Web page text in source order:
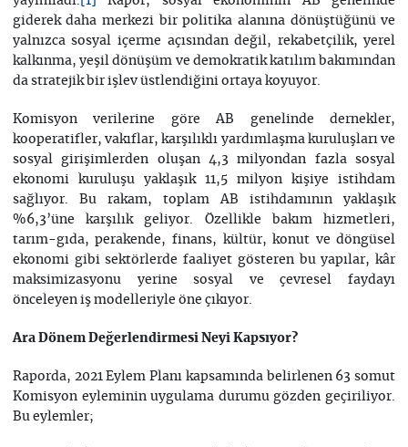
giderek daha merkezi bir politika alanına dönüştüğünü ve
yalnızca sosyal içerme açısından değil, rekabetçilik, yerel
kalkınma, yeşil dönüşüm ve demokratik katılım bakımından
da stratejik bir işlev üstlendiğini ortaya koyuyor.
Komisyon verilerine göre AB genelinde dernekler,
kooperatifler, vakıflar, karşılıklı yardımlaşma kuruluşları ve
sosyal girişimlerden oluşan 4,3 milyondan fazla sosyal
ekonomi kuruluşu yaklaşık 11,5 milyon kişiye istihdam
sağlıyor. Bu rakam, toplam AB istihdamının yaklaşık
%6,3’üne karşılık geliyor. Özellikle bakım hizmetleri,
tarım-gıda, perakende, finans, kültür, konut ve döngüsel
ekonomi gibi sektörlerde faaliyet gösteren bu yapılar, kâr
maksimizasyonu yerine sosyal ve çevresel faydayı
önceleyen iş modelleriyle öne çıkıyor.
Ara Dönem Değerlendirmesi Neyi Kapsıyor?
Raporda, 2021 Eylem Planı kapsamında belirlenen 63 somut
Komisyon eyleminin uygulama durumu gözden geçiriliyor.
Bu eylemler;